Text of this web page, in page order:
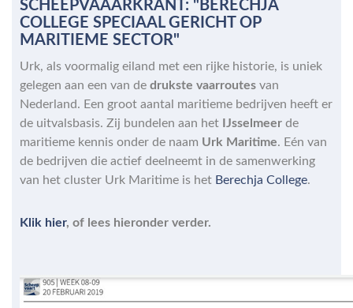
SCHEEPVAAARKRANT: "BERECHJA
COLLEGE SPECIAAL GERICHT OP
MARITIEME SECTOR"
Urk, als voormalig eiland met een rijke historie, is uniek
gelegen aan een van de drukste vaarroutes van
Nederland. Een groot aantal maritieme bedrijven heeft er
de uitvalsbasis. Zij bundelen aan het IJsselmeer de
maritieme kennis onder de naam Urk Maritime. Eén van
de bedrijven die actief deelneemt in de samenwerking
van het cluster Urk Maritime is het Berechja College.
Klik hier, of lees hieronder verder.